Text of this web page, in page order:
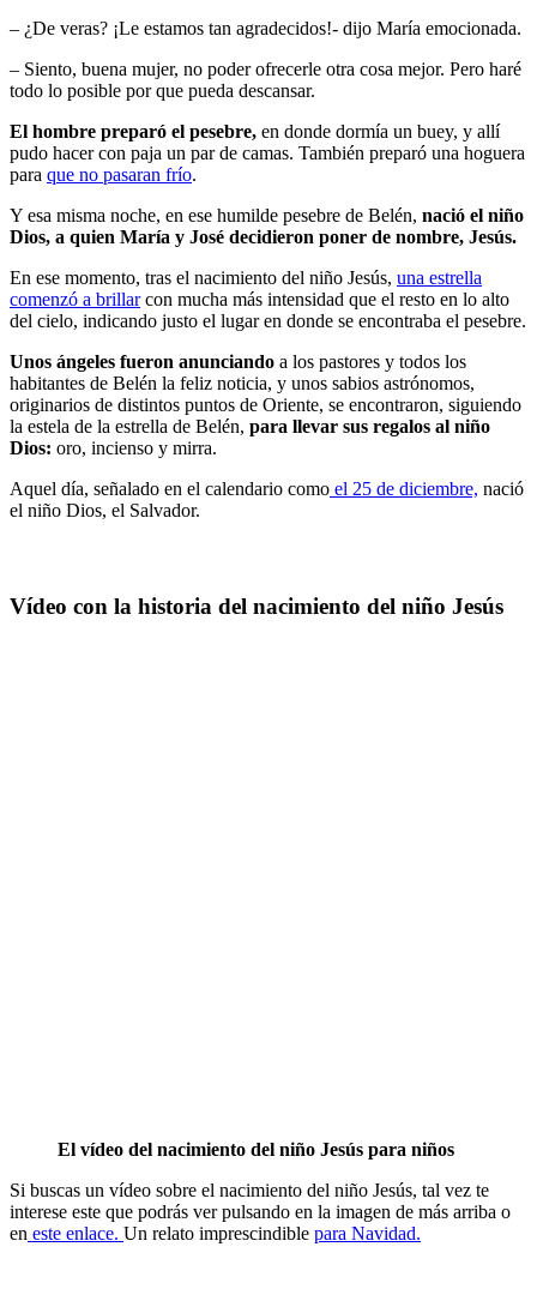
– ¿De veras? ¡Le estamos tan agradecidos!- dijo María emocionada.
– Siento, buena mujer, no poder ofrecerle otra cosa mejor. Pero haré
todo lo posible por que pueda descansar.
El hombre preparó el pesebre, en donde dormía un buey, y allí
pudo hacer con paja un par de camas. También preparó una hoguera
para que no pasaran frío.
Y esa misma noche, en ese humilde pesebre de Belén, nació el niño
Dios, a quien María y José decidieron poner de nombre, Jesús.
En ese momento, tras el nacimiento del niño Jesús, una estrella
comenzó a brillarcon mucha más intensidad que el resto en lo alto
del cielo, indicando justo el lugar en donde se encontraba el pesebre.
Unos ángeles fueron anunciando a los pastores y todos los
habitantes de Belén la feliz noticia, y unos sabios astrónomos,
originarios de distintos puntos de Oriente, se encontraron, siguiendo
la estela de la estrella de Belén, para llevar sus regalos al niño
Dios: oro, incienso y mirra.
Aquel día, señalado en el calendario como el 25 de diciembre, nació
el niño Dios, el Salvador.
Vídeo con la historia del nacimiento del niño Jesús
El vídeo del nacimiento del niño Jesús para niños
Si buscas un vídeo sobre el nacimiento del niño Jesús, tal vez te
interese este que podrás ver pulsando en la imagen de más arriba o
en este enlace. Un relato imprescindible para Navidad.